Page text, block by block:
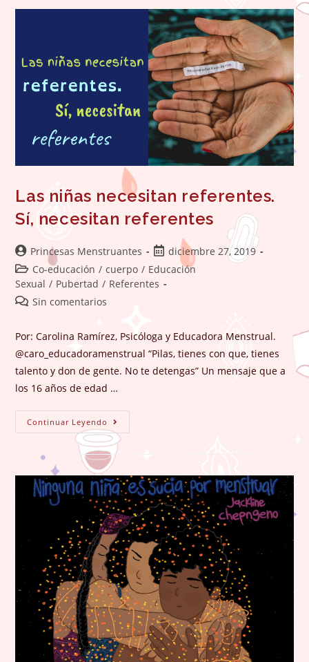
Las niñas necesitan referentes.
Sí, necesitan referentes
Autor
de
la
entrada:
Princesas Menstruantes
Publicación
de
la
diciembre 27, 2019
Categoría
de
la
Co-educación / cuerpo / Educación
Sexual / Pubertad / Referentes
Comentarios
entrada:
Sin comentarios
Por: Carolina Ramírez, Psicóloga y Educadora Menstrual.
@caro_educadoramenstrual “Pilas, tienes con que, tienes
talento y don de gente. No te detengas” Un mensaje que a
los 16 años de edad …
Continuar Leyendo Las
Niñas
Necesitan
Referentes.
Sí,
Necesitan
Referentes